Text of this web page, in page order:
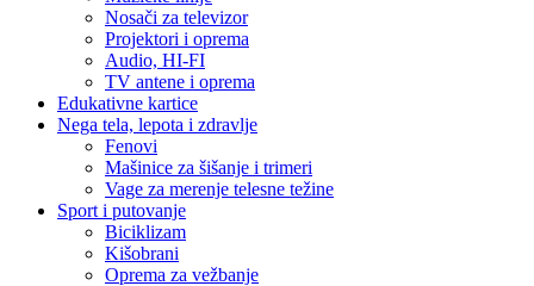
Nosači za televizor
Projektori i oprema
Audio, HI-FI
TV antene i oprema
Edukativne kartice
Nega tela, lepota i zdravlje
Fenovi
Mašinice za šišanje i trimeri
Vage za merenje telesne težine
Sport i putovanje
Biciklizam
Kišobrani
Oprema za vežbanje